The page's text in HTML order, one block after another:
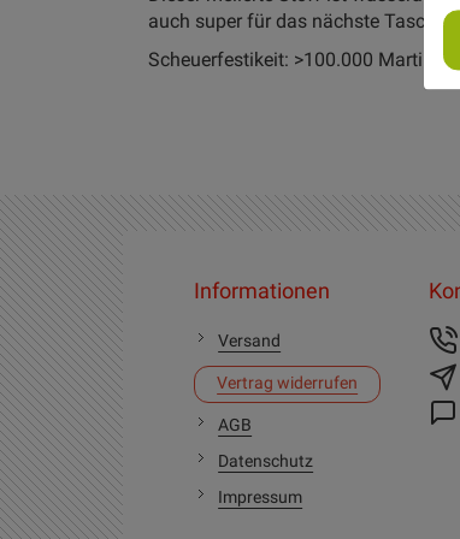
auch super für das nächste Taschen
Scheuerfestikeit: >100.000 Martindale
Informationen
Versand
Vertrag widerrufen
AGB
Datenschutz
Impressum